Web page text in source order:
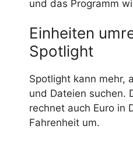
und das Programm
Einheiten
Spotlight
Spotlight kann mehr,
und Dateien suchen.
rechnet auch Euro in
Fahrenheit um.